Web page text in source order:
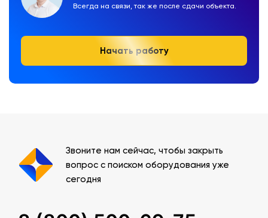
Всегда на связи, так же после сдачи объекта.
Начать работу
Звоните нам сейчас, чтобы закрыть
вопрос с поиском оборудования уже
сегодня